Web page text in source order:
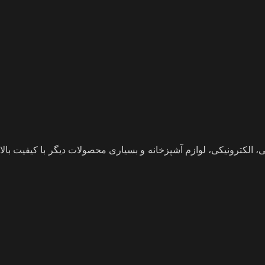
لوازم آشپزخانه و بسیاری محصولات دیگر با کیفیت بالا